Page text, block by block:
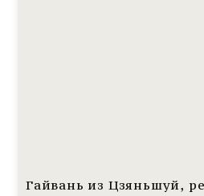
Гайвань из Цзяньшуй, резная,